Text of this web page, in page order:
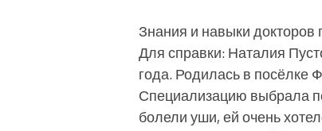
Знания и навыки докторов
Для справки: Наталия
года. Родилась в посёлке
Специализацию выбрала
болели уши, ей очень